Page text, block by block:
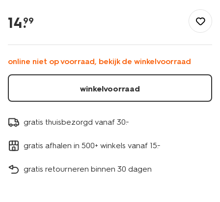
slapen/badkamer/strandlakens/strandlaken-
met-
180x100cm-
katoen-
41800272.html
14.
99
online niet op voorraad, bekijk de winkelvoorraad
winkelvoorraad
gratis thuisbezorgd vanaf 30.-
gratis afhalen in 500+ winkels vanaf 15.-
gratis retourneren binnen 30 dagen